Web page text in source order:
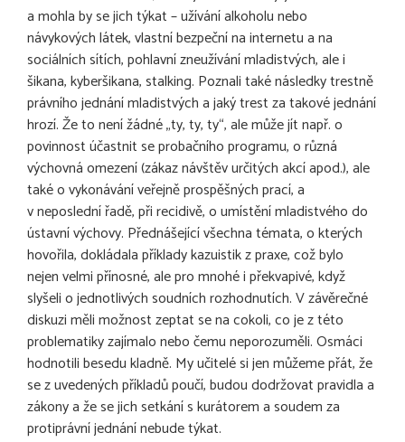
a mohla by se jich týkat – užívání alkoholu nebo
návykových látek, vlastní bezpeční na internetu a na
sociálních sítích, pohlavní zneužívání mladistvých, ale i
šikana, kyberšikana, stalking. Poznali také následky trestně
právního jednání mladistvých a jaký trest za takové jednání
hrozí. Že to není žádné „ty, ty, ty“, ale může jít např. o
povinnost účastnit se probačního programu, o různá
výchovná omezení (zákaz návštěv určitých akcí apod.), ale
také o vykonávání veřejně prospěšných prací, a
v neposlední řadě, při recidivě, o umístění mladistvého do
ústavní výchovy. Přednášející všechna témata, o kterých
hovořila, dokládala příklady kazuistik z praxe, což bylo
nejen velmi přínosné, ale pro mnohé i překvapivé, když
slyšeli o jednotlivých soudních rozhodnutích. V závěrečné
diskuzi měli možnost zeptat se na cokoli, co je z této
problematiky zajímalo nebo čemu neporozuměli. Osmáci
hodnotili besedu kladně. My učitelé si jen můžeme přát, že
se z uvedených příkladů poučí, budou dodržovat pravidla a
zákony a že se jich setkání s kurátorem a soudem za
protiprávní jednání nebude týkat.